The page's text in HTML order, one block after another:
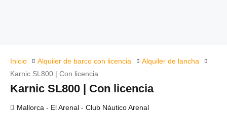
Inicio Alquiler de barco con licencia
Alquiler de lancha
Karnic SL800 | Con licencia
Karnic SL800 | Con licencia
Mallorca - El Arenal - Club Náutico Arenal